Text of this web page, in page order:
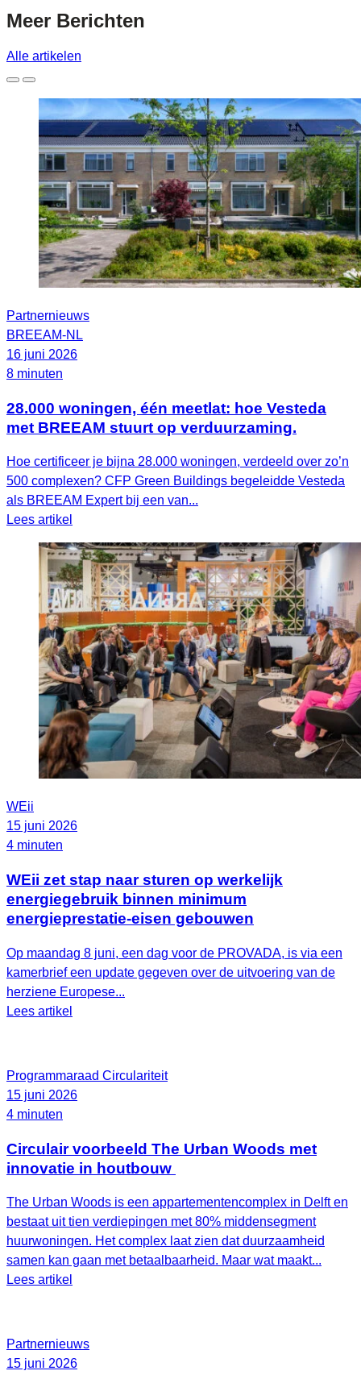
Meer Berichten
Alle artikelen
Partnernieuws
BREEAM-NL
16 juni 2026
8 minuten
28.000 woningen, één meetlat: hoe Vesteda
met BREEAM stuurt op verduurzaming.
Hoe certificeer je bijna 28.000 woningen, verdeeld over zo’n
500 complexen? CFP Green Buildings begeleidde Vesteda
als BREEAM Expert bij een van...
Lees artikel
WEii
15 juni 2026
4 minuten
WEii zet stap naar sturen op werkelijk
energiegebruik binnen minimum
energieprestatie-eisen gebouwen
Op maandag 8 juni, een dag voor de PROVADA, is via een
kamerbrief een update gegeven over de uitvoering van de
herziene Europese...
Lees artikel
Programmaraad Circulariteit
15 juni 2026
4 minuten
Circulair voorbeeld The Urban Woods met
innovatie in houtbouw
The Urban Woods is een appartementencomplex in Delft en
bestaat uit tien verdiepingen met 80% middensegment
huurwoningen. Het complex laat zien dat duurzaamheid
samen kan gaan met betaalbaarheid. Maar wat maakt...
Lees artikel
Partnernieuws
15 juni 2026